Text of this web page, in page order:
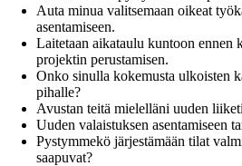
Auta minua valitsemaan oikeat
asentamiseen.
Laitetaan aikataulu kuntoon ennen
projektin perustamisen.
Onko sinulla kokemusta ulkoisten
pihalle?
Avustan teitä mielelläni uuden
Uuden valaistuksen asentamiseen
Pystymmekö järjestämään tilat
saapuvat?